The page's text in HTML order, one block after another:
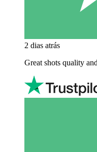
2 dias atrás
Great shots quality